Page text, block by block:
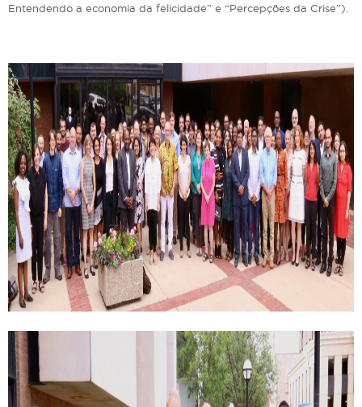
Entendendo a economia da felicidade” e “Percepções da Crise”).